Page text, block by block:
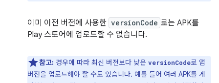
이미 이전 버전에 사용한 versionCode 로는 APK를
Play 스토어에 업로드할 수 없습니다.
참고: 경우에 따라 최신 버전보다 낮은 versionCode로 앱
버전을 업로드해야 할 수도 있습니다. 예를 들어 여러 APK를 게